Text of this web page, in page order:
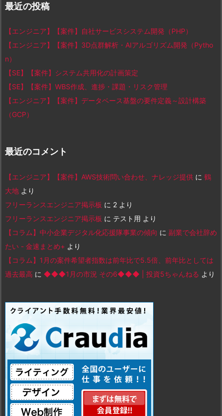
最近の投稿
【エンジニア】【案件】自社サービスシステム開発（PHP）
【エンジニア】【案件】3D点群解析・AIアルゴリズム開発（Pytho
n）
【SE】【案件】システム共用化の計画策定
【SE】【案件】WBS作成、進捗・課題・リスク管理
【エンジニア】【案件】データベース基盤の要件定義～設計構築
（GCP）
最近のコメント
【エンジニア】【案件】AWS技術問い合わせ、ナレッジ提供 に 鶴
大地 より
フリーランスエンジニア掲示板 に 2 より
フリーランスエンジニア掲示板 に テスト用 より
【コラム】中小企業デジタル化応援隊事業の傾向 に 副業で会社辞め
たい - 金速まとめ+ より
【コラム】1月の案件希望者指数は前年比で5.5倍、前年比としては
過去最高 に ◆◆◆1月の市況 その6◆◆◆ | 投資5ちゃんねる より